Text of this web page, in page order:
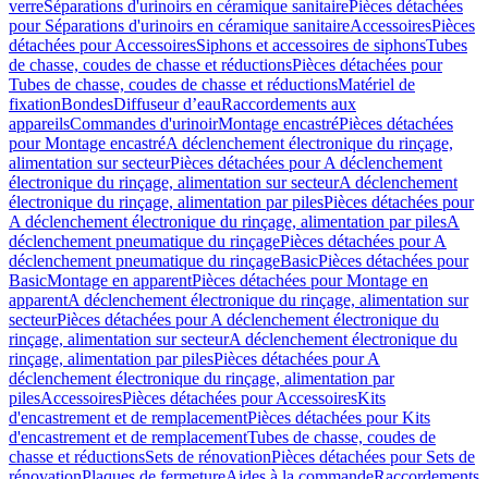
verreSéparations d'urinoirs en céramique sanitairePièces détachées
pour Séparations d'urinoirs en céramique sanitaireAccessoiresPièces
détachées pour AccessoiresSiphons et accessoires de siphonsTubes
de chasse, coudes de chasse et réductionsPièces détachées pour
Tubes de chasse, coudes de chasse et réductionsMatériel de
fixationBondesDiffuseur d’eauRaccordements aux
appareilsCommandes d'urinoirMontage encastréPièces détachées
pour Montage encastréA déclenchement électronique du rinçage,
alimentation sur secteurPièces détachées pour A déclenchement
électronique du rinçage, alimentation sur secteurA déclenchement
électronique du rinçage, alimentation par pilesPièces détachées pour
A déclenchement électronique du rinçage, alimentation par pilesA
déclenchement pneumatique du rinçagePièces détachées pour A
déclenchement pneumatique du rinçageBasicPièces détachées pour
BasicMontage en apparentPièces détachées pour Montage en
apparentA déclenchement électronique du rinçage, alimentation sur
secteurPièces détachées pour A déclenchement électronique du
rinçage, alimentation sur secteurA déclenchement électronique du
rinçage, alimentation par pilesPièces détachées pour A
déclenchement électronique du rinçage, alimentation par
pilesAccessoiresPièces détachées pour AccessoiresKits
d'encastrement et de remplacementPièces détachées pour Kits
d'encastrement et de remplacementTubes de chasse, coudes de
chasse et réductionsSets de rénovationPièces détachées pour Sets de